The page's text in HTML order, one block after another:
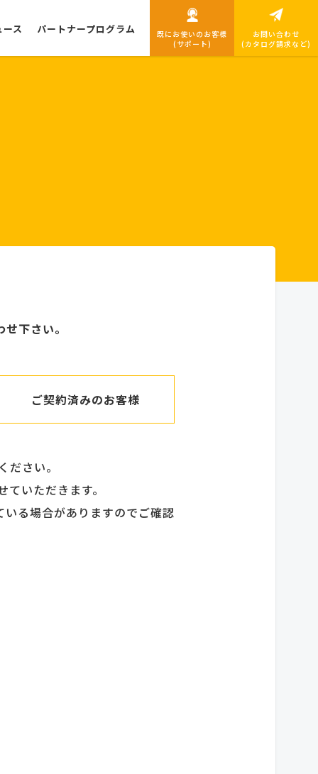
ース パートナープログラム
既にお使いのお客様
(サポート)
お問い合わせ
(カタログ請求など)
下さい。
ご契約済みのお客様
さい。
いただきます。
る場合がありますのでご確認